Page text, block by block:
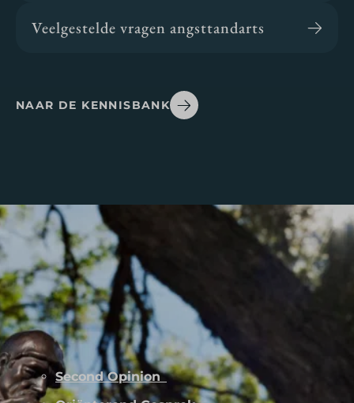
Veelgestelde vragen angsttandarts
NAAR DE KENNISBANK
Second Opinion